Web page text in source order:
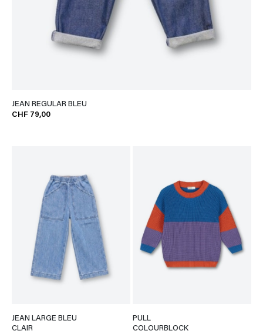
JEAN REGULAR BLEU
CHF 79,00
JEAN LARGE BLEU
CLAIR
PULL
COLOURBLOCK